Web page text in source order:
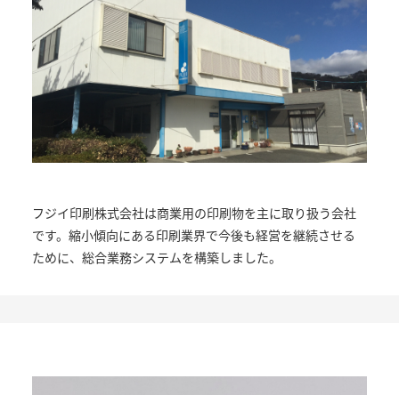
フジイ印刷株式会社は商業用の印刷物を主に取り扱う会社
です。縮小傾向にある印刷業界で今後も経営を継続させる
ために、総合業務システムを構築しました。